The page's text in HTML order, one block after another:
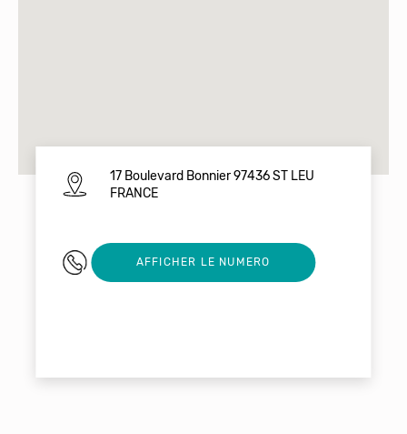
17 Boulevard Bonnier 97436 ST LEU
FRANCE
0262347979
AFFICHER LE NUMERO